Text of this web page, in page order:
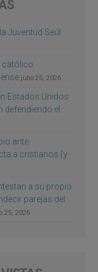
Juventud Seúl
católico
julio 25, 2026
Estados Unidos
defendiendo el
ante
a cristianos (y
a su propio
parejas del
25, 2026